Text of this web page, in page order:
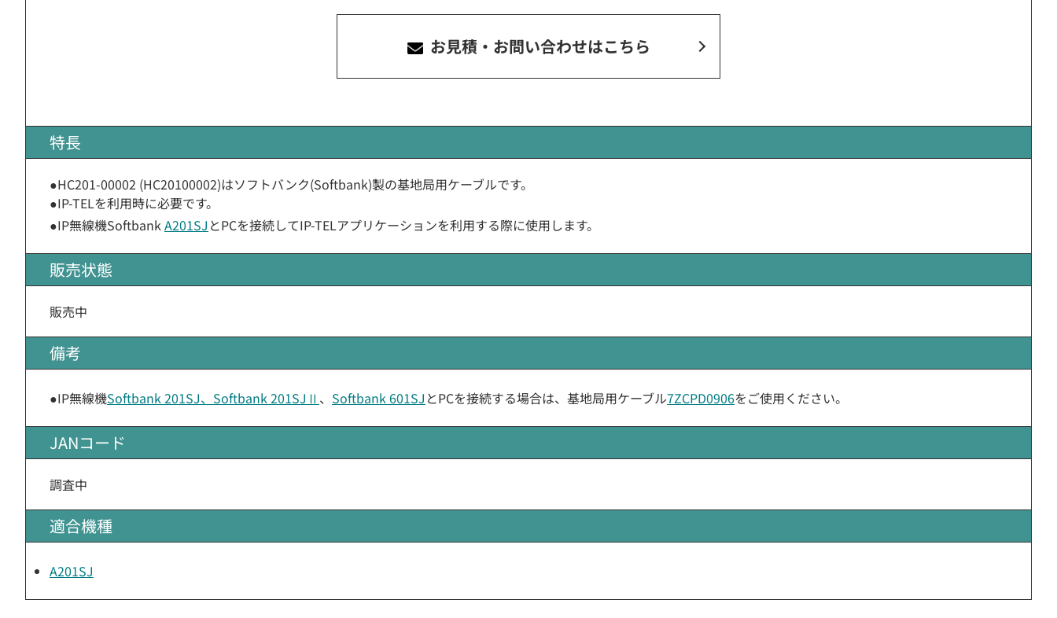
お見積・お問い合わせはこちら
特長
●HC201-00002 (HC20100002)はソフトバンク(Softbank)製の基地局用ケーブルです。
●IP-TELを利用時に必要です。
●IP無線機SoftbankA201SJ とPCを接続してIP-TELアプリケーションを利用する際に使用します。
販売状態
販売中
備考
●IP無線機Softbank 201SJ、Softbank 201SJⅡ 、 Softbank 601SJ とPCを接続する場合は、基地局用ケーブル7ZCPD0906をご使用ください。
JANコード
調査中
適合機種
A201SJ